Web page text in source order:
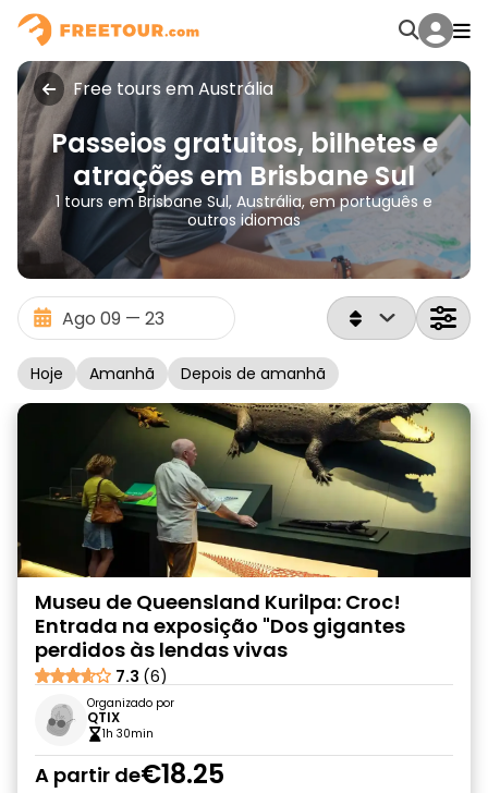
Free tours em Austrália
Passeios gratuitos, bilhetes e
atrações em Brisbane Sul
1 tours em Brisbane Sul, Austrália, em português e
outros idiomas
Hoje Amanhã Depois de amanhã
Museu de Queensland Kurilpa: Croc!
Entrada na exposição "Dos gigantes
perdidos às lendas vivas
7.3 (6)
Organizado por
QTIX
1h 30min
A partir de€18.25